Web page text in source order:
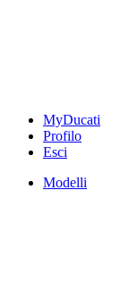
MyDucati
Profilo
Esci
Modelli